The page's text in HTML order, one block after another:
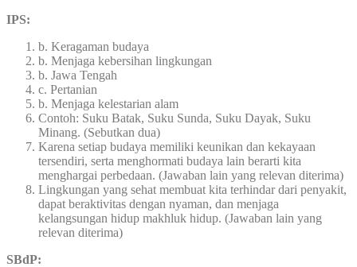
IPS:
b. Keragaman budaya
b. Menjaga kebersihan lingkungan
b. Jawa Tengah
c. Pertanian
b. Menjaga kelestarian alam
Contoh: Suku Batak, Suku Sunda, Suku Dayak, Suku
Minang. (Sebutkan dua)
Karena setiap budaya memiliki keunikan dan kekayaan
tersendiri, serta menghormati budaya lain berarti kita
menghargai perbedaan. (Jawaban lain yang relevan diterima)
Lingkungan yang sehat membuat kita terhindar dari penyakit,
dapat beraktivitas dengan nyaman, dan menjaga
kelangsungan hidup makhluk hidup. (Jawaban lain yang
relevan diterima)
SBdP: